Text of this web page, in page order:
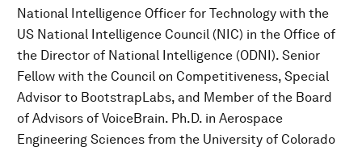
National Intelligence Officer for Technology with the
US National Intelligence Council (NIC) in the Office of
the Director of National Intelligence (ODNI). Senior
Fellow with the Council on Competitiveness, Special
Advisor to BootstrapLabs, and Member of the Board
of Advisors of VoiceBrain. Ph.D. in Aerospace
Engineering Sciences from the University of Colorado